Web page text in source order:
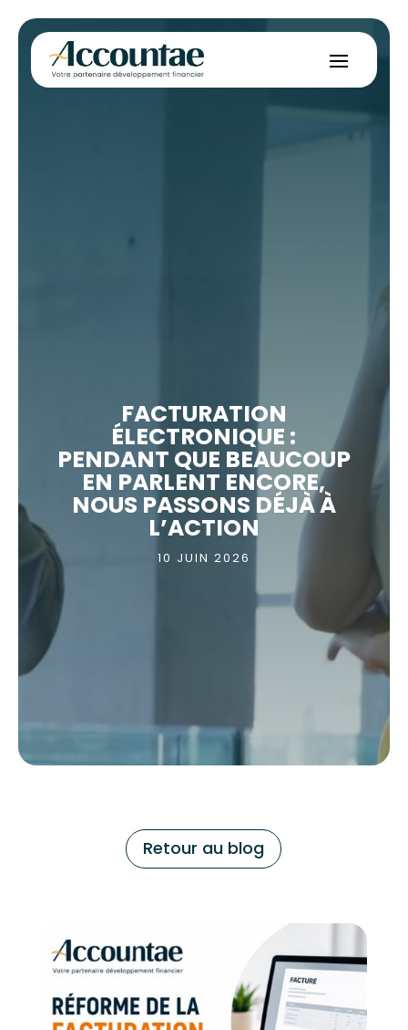
FACTURATION
ÉLECTRONIQUE :
PENDANT QUE BEAUCOUP
EN PARLENT ENCORE,
NOUS PASSONS DÉJÀ À
L’ACTION
10 JUIN 2026
Retour au blog